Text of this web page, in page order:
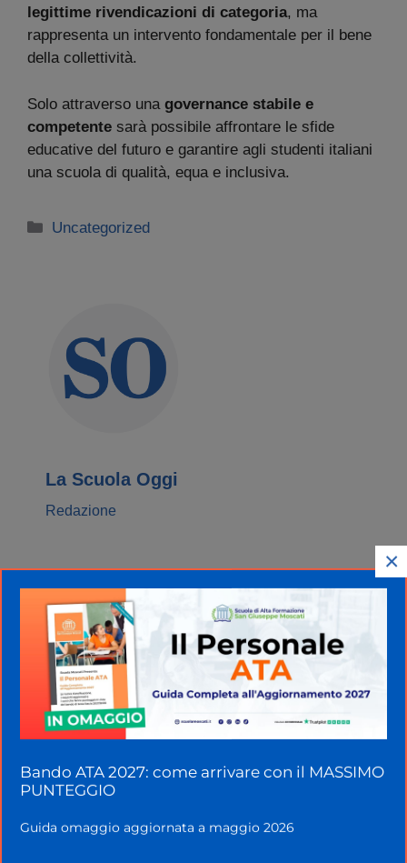
legittime rivendicazioni di categoria, ma
rappresenta un intervento fondamentale per il bene
della collettività.
Solo attraverso una governance stabile e
competente sarà possibile affrontare le sfide
educative del futuro e garantire agli studenti italiani
una scuola di qualità, equa e inclusiva.
Categorie
Uncategorized
La Scuola Oggi
Redazione
Home»Miur»Interrogazione parlamentare
Bonus Insegnanti
×
Bando ATA 2027: come arrivare con il MASSIMO
PUNTEGGIO
Guida omaggio aggiornata a maggio 2026